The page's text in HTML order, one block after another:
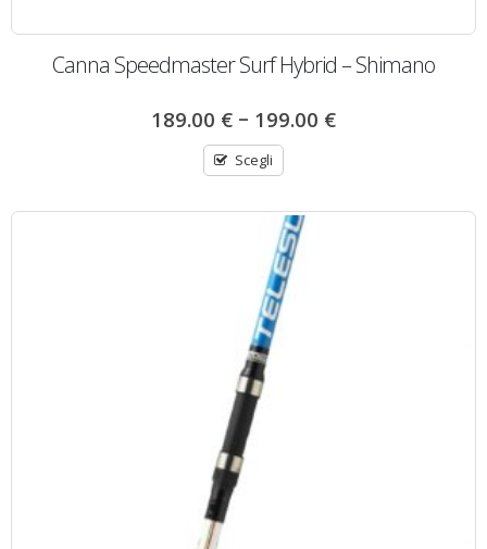
Canna Speedmaster Surf Hybrid – Shimano
189.00 € – 199.00 €
Scegli